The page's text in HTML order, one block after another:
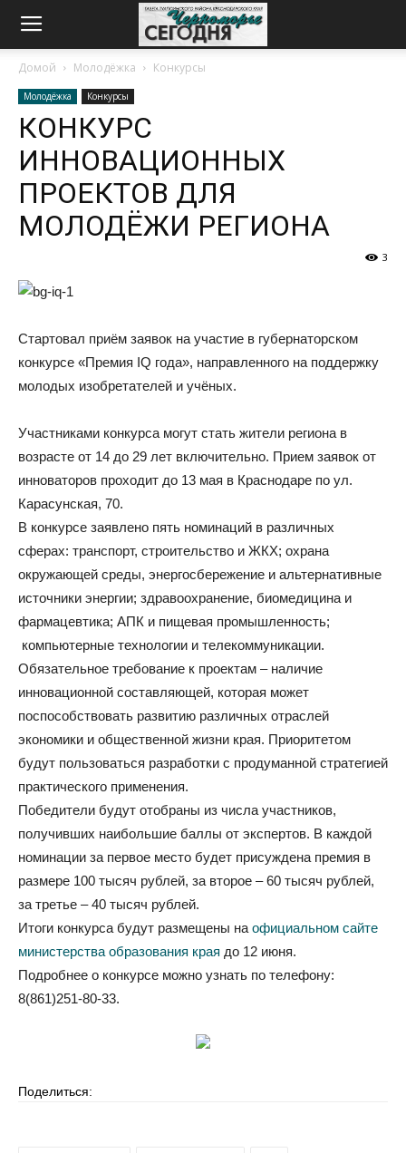
Домой Молодёжка Конкурсы
Молодёжка Конкурсы
КОНКУРС
ИННОВАЦИОННЫХ
ПРОЕКТОВ ДЛЯ
МОЛОДЁЖИ РЕГИОНА
3
Стартовал приём заявок на участие в губернаторском
конкурсе «Премия IQ года», направленного на поддержку
молодых изобретателей и учёных.
Участниками конкурса могут стать жители региона в
возрасте от 14 до 29 лет включительно. Прием заявок от
инноваторов проходит до 13 мая в Краснодаре по ул.
Карасунская, 70.
В конкурсе заявлено пять номинаций в различных
сферах: транспорт, строительство и ЖКХ; охрана
окружающей среды, энергосбережение и альтернативные
источники энергии; здравоохранение, биомедицина и
фармацевтика; АПК и пищевая промышленность;
компьютерные технологии и телекоммуникации.
Обязательное требование к проектам – наличие
инновационной составляющей, которая может
поспособствовать развитию различных отраслей
экономики и общественной жизни края. Приоритетом
будут пользоваться разработки с продуманной стратегией
практического применения.
Победители будут отобраны из числа участников,
получивших наибольшие баллы от экспертов. В каждой
номинации за первое место будет присуждена премия в
размере 100 тысяч рублей, за второе – 60 тысяч рублей,
за третье – 40 тысяч рублей.
Итоги конкурса будут размещены на официальном сайте
министерства образования края до 12 июня.
Подробнее о конкурсе можно узнать по телефону:
8(861)251-80-33.
Поделиться: